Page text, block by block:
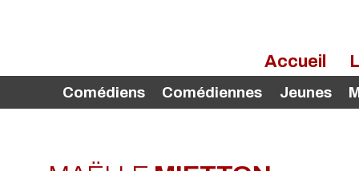
Accueil
Comédiens Comédiennes Jeunes